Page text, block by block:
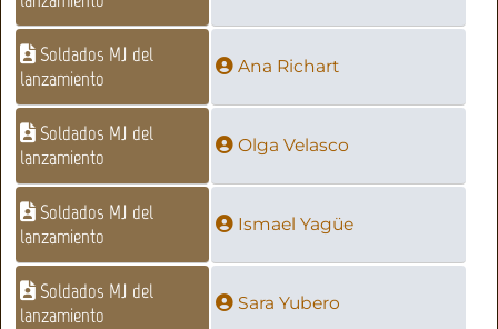
Soldados MJ del
lanzamiento
Ana Richart
Soldados MJ del
lanzamiento
Olga Velasco
Soldados MJ del
lanzamiento
Ismael Yagüe
Soldados MJ del
lanzamiento
Sara Yubero